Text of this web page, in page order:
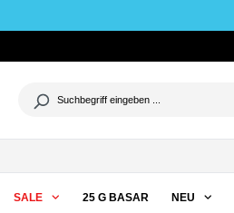
SALE 25 G BASAR NEU